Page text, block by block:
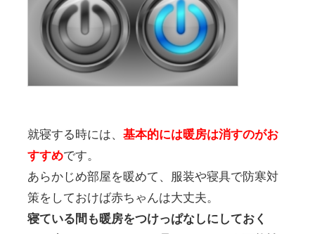
就寝する時には、 基本的には暖房は消すのがお
すすめです。
あらかじめ部屋を暖めて、服装や寝具で防寒対
策をしておけば赤ちゃんは大丈夫。
寝ている間も暖房をつけっぱなしにしておく